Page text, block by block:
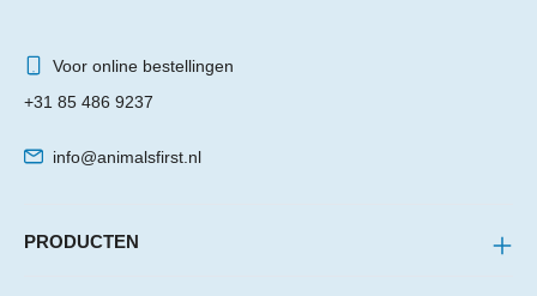
Voor online bestellingen
+31 85 486 9237
info@animalsfirst.nl
PRODUCTEN